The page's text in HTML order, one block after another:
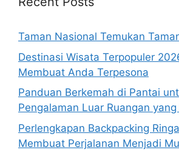
Taman Nasional Temukan
Destinasi Wisata Terpopuler
Membuat Anda Terpesona
Panduan Berkemah di Pantai
Pengalaman Luar Ruangan
Perlengkapan Backpacking
Membuat Perjalanan Menjadi